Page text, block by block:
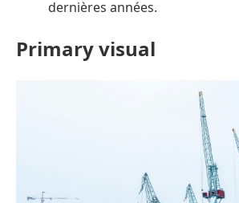
dernières années.
Primary visual